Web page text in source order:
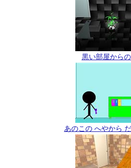
黒い部屋から
あのこの へやから